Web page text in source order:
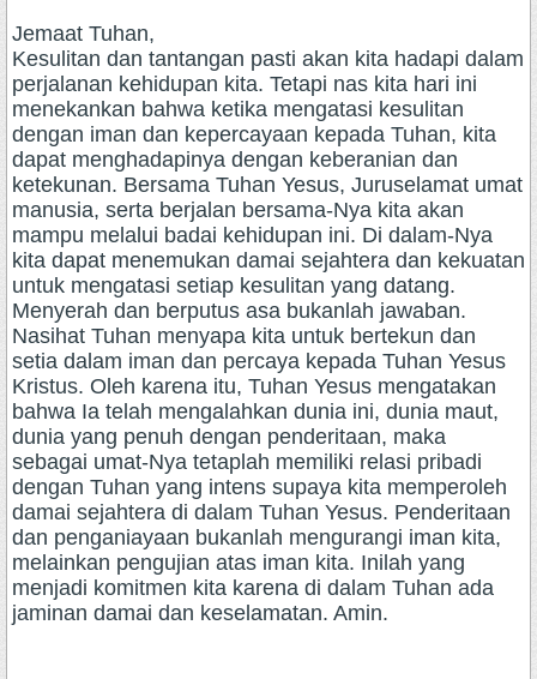
Jemaat Tuhan,
Kesulitan dan tantangan pasti akan kita hadapi dalam
perjalanan kehidupan kita. Tetapi nas kita hari ini
menekankan bahwa ketika mengatasi kesulitan
dengan iman dan kepercayaan kepada Tuhan, kita
dapat menghadapinya dengan keberanian dan
ketekunan. Bersama Tuhan Yesus, Juruselamat umat
manusia, serta berjalan bersama-Nya kita akan
mampu melalui badai kehidupan ini. Di dalam-Nya
kita dapat menemukan damai sejahtera dan kekuatan
untuk mengatasi setiap kesulitan yang datang.
Menyerah dan berputus asa bukanlah jawaban.
Nasihat Tuhan menyapa kita untuk bertekun dan
setia dalam iman dan percaya kepada Tuhan Yesus
Kristus. Oleh karena itu, Tuhan Yesus mengatakan
bahwa Ia telah mengalahkan dunia ini, dunia maut,
dunia yang penuh dengan penderitaan, maka
sebagai umat-Nya tetaplah memiliki relasi pribadi
dengan Tuhan yang intens supaya kita memperoleh
damai sejahtera di dalam Tuhan Yesus. Penderitaan
dan penganiayaan bukanlah mengurangi iman kita,
melainkan pengujian atas iman kita. Inilah yang
menjadi komitmen kita karena di dalam Tuhan ada
jaminan damai dan keselamatan. Amin.